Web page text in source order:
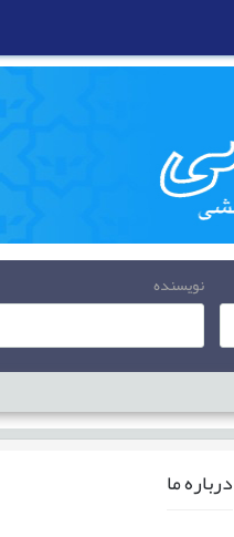
نویسنده
درباره ما